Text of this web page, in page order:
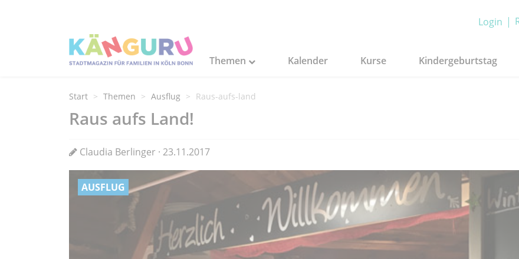
Login
Themen Kalender Kurse Kindergeburtstag
Start Themen Ausflug Raus-aufs-land
Raus aufs Land!
Claudia Berlinger · 23.11.2017
AUSFLUG